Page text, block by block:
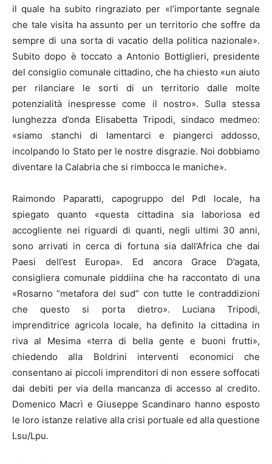
il quale ha subito ringraziato per «l’importante segnale
che tale visita ha assunto per un territorio che soffre da
sempre di una sorta di vacatio della politica nazionale».
Subito dopo è toccato a Antonio Bottiglieri, presidente
del consiglio comunale cittadino, che ha chiesto «un aiuto
per rilanciare le sorti di un territorio dalle molte
potenzialità inespresse come il nostro». Sulla stessa
lunghezza d’onda Elisabetta Tripodi, sindaco medmeo:
«siamo stanchi di lamentarci e piangerci addosso,
incolpando lo Stato per le nostre disgrazie. Noi dobbiamo
diventare la Calabria che si rimbocca le maniche».
Raimondo Paparatti, capogruppo del Pdl locale, ha
spiegato quanto «questa cittadina sia laboriosa ed
accogliente nei riguardi di quanti, negli ultimi 30 anni,
sono arrivati in cerca di fortuna sia dall’Africa che dai
Paesi dell’est Europa». Ed ancora Grace D’agata,
consigliera comunale piddiina che ha raccontato di una
«Rosarno “metafora del sud” con tutte le contraddizioni
che questo si porta dietro». Luciana Tripodi,
imprenditrice agricola locale, ha definito la cittadina in
riva al Mesima «terra di bella gente e buoni frutti»,
chiedendo alla Boldrini interventi economici che
consentano ai piccoli imprenditori di non essere soffocati
dai debiti per via della mancanza di accesso al credito.
Domenico Macrì e Giuseppe Scandinaro hanno esposto
le loro istanze relative alla crisi portuale ed alla questione
Lsu/Lpu.